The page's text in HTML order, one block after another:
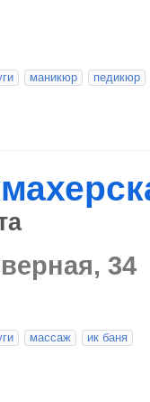
маникюр педикюр
34
массаж ик баня